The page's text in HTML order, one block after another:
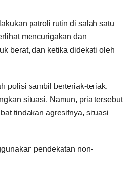
patroli rutin di salah satu
mencurigakan dan
berat, dan ketika didekati oleh
polisi sambil berteriak-teriak.
situasi. Namun, pria tersebut
tindakan agresifnya, situasi
pendekatan non-